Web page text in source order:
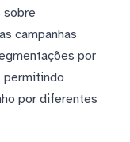
sobre
campanhas
por
permitindo
por diferentes